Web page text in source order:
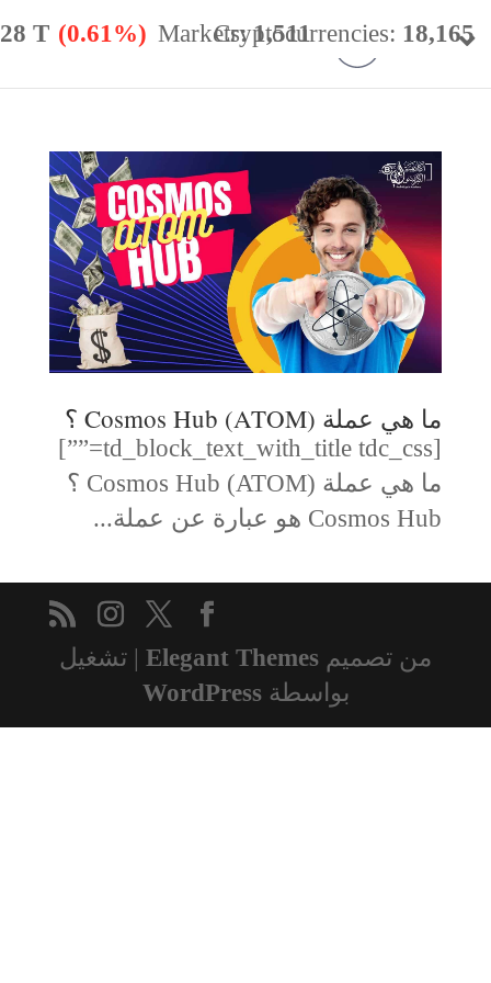
ما هي عملة Cosmos Hub (ATOM) ؟
[td_block_text_with_title tdc_css=””]
ما هي عملة Cosmos Hub (ATOM) ؟
Cosmos Hub هو عبارة عن عملة...
من تصميم Elegant Themes | تشغيل
بواسطةWordPress
Cryptocurrencies: 18,165
Markets:1,511
T (0.61%)